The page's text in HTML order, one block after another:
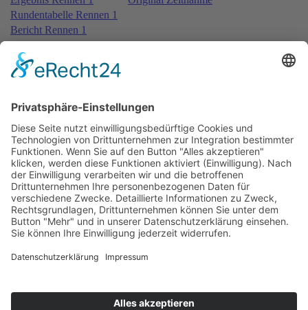
Rundentabelle Rennen 1
Bericht Rennen 1
Nennungsliste Rennen 2
Startaufstellung Rennen 2
Rundentabelle Rennen 2
Nennungsliste Rennen 3
Ergebnis Zeittraining 2nd
Original Zeitnahme
Startaufstellung Rennen 3
Ergebnis Rennen 3
Original Zeitnahme
Rundentabelle Rennen 3
Bericht Rennen 3
Impressum